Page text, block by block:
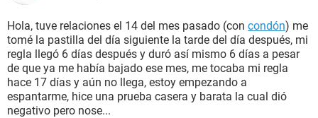
BIENESTAR
SEXUALIDAD
GLOSARIO
Hola, tuve relaciones el 14 del mes pasado (con condón) me
tomé la pastilla del día siguiente la tarde del día después, mi
regla llegó 6 días después y duró así mismo 6 días a pesar
de que ya me había bajado ese mes, me tocaba mi regla
hace 17 días y aún no llega, estoy empezando a
espantarme, hice una prueba casera y barata la cual dió
negativo pero nose...